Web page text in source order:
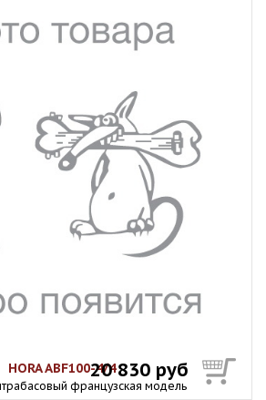
HORA ABF100-4/4
французская модель
20 830 руб